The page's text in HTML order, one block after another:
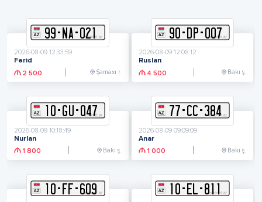
99- NA-021
2026-08-09 12:33:59
Fərid
2 500
Şamaxı r.
90- DP-007
2026-08-09 12:08:12
Ruslan
4 500
Bakı ş.
10-GU-047
2026-08-09 10:18:49
Nurlan
1 800
Bakı ş.
77-CC-384
2026-08-09 09:09:09
Anar
1 000
Bakı ş.
10- FF-609 10- EL-811